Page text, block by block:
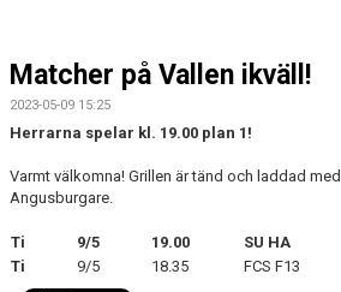
DOMARINFORMATION
MEDLEMSAVGIFTER
DOKUMENT
KLÄDPROFIL
Matcher på Vallen ikväll!
2023-05-09 15:25
Herrarna spelar kl. 19.00 plan 1!
Varmt välkomna! Grillen är tänd och laddad
Angusburgare.
Ti 9/5 19.00 SU HA
Ti
9/5 18.35 FCS F13